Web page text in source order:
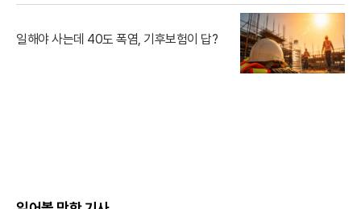
일해야 사는데 40도 폭염, 기후보험이 답?